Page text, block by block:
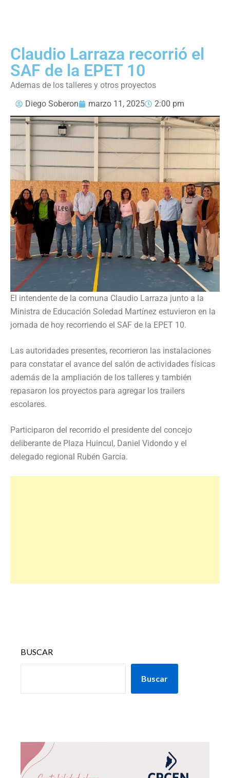
Claudio Larraza recorrió el
SAF de la EPET 10
Ademas de los talleres y otros proyectos
Diego Soberon
marzo 11, 2025 2:00 pm
El intendente de la comuna Claudio Larraza junto a la
Ministra de Educación Soledad Martínez estuvieron en la
jornada de hoy recorriendo el SAF de la EPET 10.
Las autoridades presentes, recorrieron las instalaciones
para constatar el avance del salón de actividades físicas
además de la ampliación de los talleres y también
repasaron los proyectos para agregar los trailers
escolares.
Participaron del recorrido el presidente del concejo
deliberante de Plaza Huincul, Daniel Vidondo y el
delegado regional Rubén García.
BUSCAR
Buscar